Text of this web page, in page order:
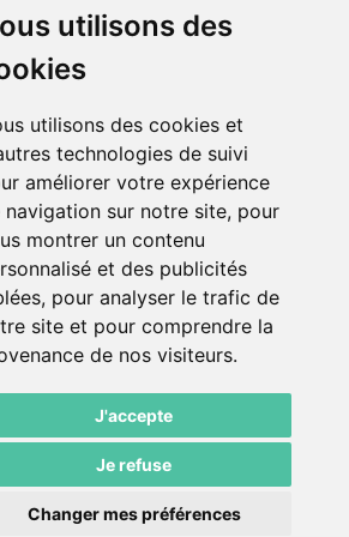
utilisons des
utilisons des cookies et
technologies de suivi
améliorer votre expérience
navigation sur notre site, pour
montrer un contenu
et des publicités
pour analyser le trafic de
site et pour comprendre la
de nos visiteurs.
J'accepte
Je refuse
Changer mes préférences
32 725 03 03
05 05
Danse Neuchâtel
email